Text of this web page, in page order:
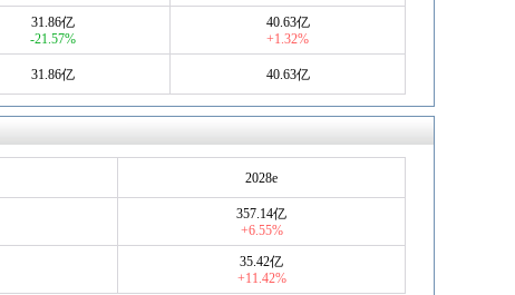
31.86亿
-21.57%
40.63亿
+1.32%
31.86亿 40.63亿
2028e
357.14亿
+6.55%
35.42亿
+11.42%